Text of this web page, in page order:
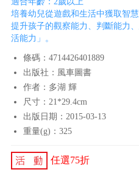
培養幼兒從遊戲和生活中獲取智
提升孩子的觀察能力、判斷能力
活能力」。
條碼：4714426401889
出版社：風車圖書
作者：多湖 輝
尺寸：21*29.4cm
出版日期：2015-03-13
重量(g)：325
任選75折